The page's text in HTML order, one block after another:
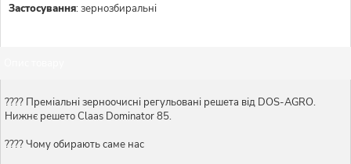
Застосування:зернозбиральні
???? Преміальні зерноочисні регульовані решета від DOS-AGRO.
Нижнє решето Claas Dominator 85.
???? Чому обирають саме нас